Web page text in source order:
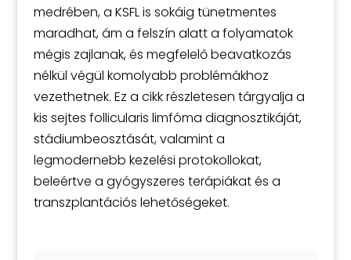
medrében, a KSFL is sokáig tünetmentes
maradhat, ám a felszín alatt a folyamatok
mégis zajlanak, és megfelelő beavatkozás
nélkül végül komolyabb problémákhoz
vezethetnek. Ez a cikk részletesen tárgyalja a
kis sejtes follicularis limfóma diagnosztikáját,
stádiumbeosztását, valamint a
legmodernebb kezelési protokollokat,
beleértve a gyógyszeres terápiákat és a
transzplantációs lehetőségeket.